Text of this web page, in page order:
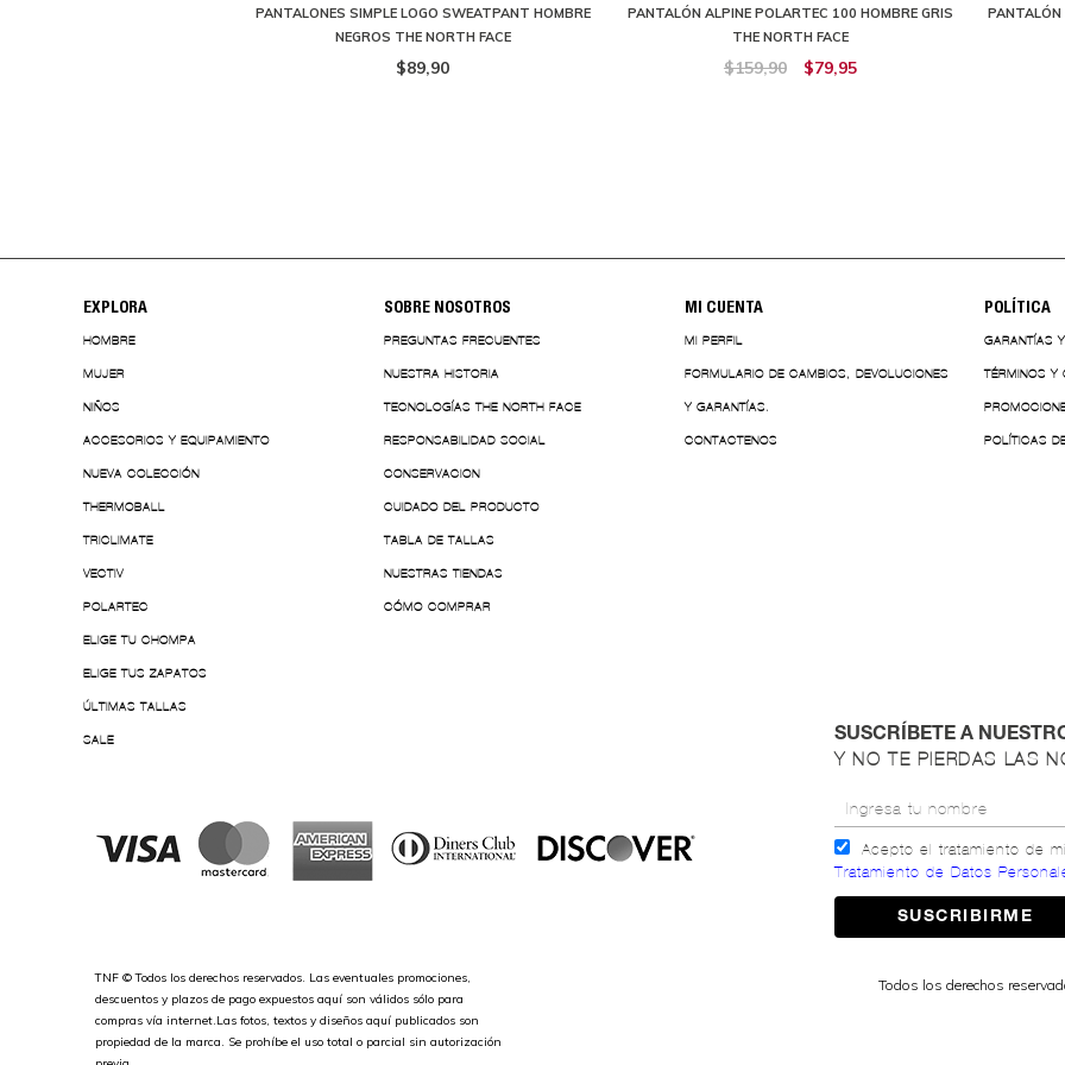
PANTALONES SIMPLE LOGO SWEATPANT HOMBRE
NEGROS THE NORTH FACE
$89,90
PANTALÓN ALPINE POLARTEC 100 HOMBRE GRIS
THE NORTH FACE
$159,90 $79,95
PANTALÓN
EXPLORA
HOMBRE
MUJER
NIÑOS
ACCESORIOS Y EQUIPAMIENTO
NUEVA COLECCIÓN
THERMOBALL
TRICLIMATE
VECTIV
POLARTEC
ELIGE TU CHOMPA
ELIGE TUS ZAPATOS
ÚLTIMAS TALLAS
SALE
SOBRE NOSOTROS
PREGUNTAS FRECUENTES
NUESTRA HISTORIA
TECNOLOGÍAS THE NORTH FACE
RESPONSABILIDAD SOCIAL
CONSERVACION
CUIDADO DEL PRODUCTO
TABLA DE TALLAS
NUESTRAS TIENDAS
CÓMO COMPRAR
MI CUENTA
MI PERFIL
FORMULARIO DE CAMBIOS, DEVOLUCIONES
Y GARANTÍAS.
CONTACTENOS
POLÍTICA
GARANTÍAS
TÉRMINOS Y
POLÍTICAS
TNF © Todos los derechos reservados. Las eventuales promociones,
descuentos y plazos de pago expuestos aquí son válidos sólo para
compras vía internet.Las fotos, textos y diseños aquí publicados son
propiedad de la marca. Se prohíbe el uso total o parcial sin autorización
SUSCRÍBETE A
Y NO TE PIERDAS LAS
Acepto el tratamiento de
Tratamiento de Datos
Todos los derechos